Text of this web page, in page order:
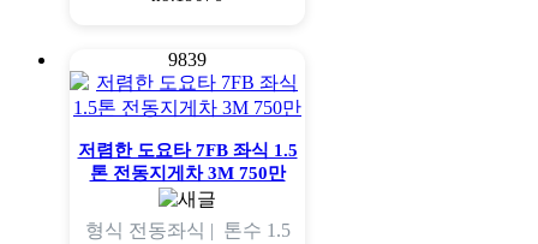
9839
저렴한 도요타 7FB 좌식 1.5
톤 전동지게차 3M 750만
형식 전동좌식 | 톤수 1.5